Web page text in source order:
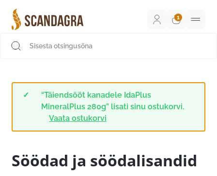
sisu
juurde
“Täiendsööt kanadele IdaPlus
MineralPlus 280g” lisati sinu ostukorvi.
Vaata ostukorvi
Söödad ja söödalisandid